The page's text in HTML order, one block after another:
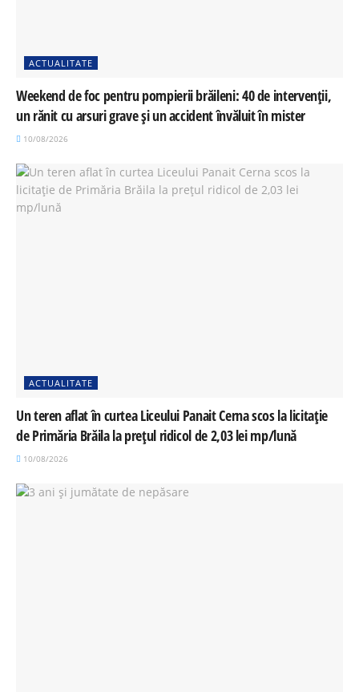
ACTUALITATE
Weekend de foc pentru pompierii brăileni: 40 de intervenții,
un rănit cu arsuri grave și un accident învăluit în mister
10/08/2026
ACTUALITATE
Un teren aflat în curtea Liceului Panait Cerna scos la licitație
de Primăria Brăila la prețul ridicol de 2,03 lei mp/lună
10/08/2026